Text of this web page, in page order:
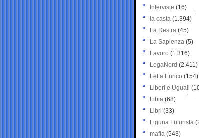
Interviste (16)
la casta (1.394)
La Destra (45)
La Sapienza (5)
Lavoro (1.316)
LegaNord (2.411)
Letta Enrico (154)
Liberi e Uguali
Libia (68)
Libri (33)
Liguria Futurista
mafia (543)